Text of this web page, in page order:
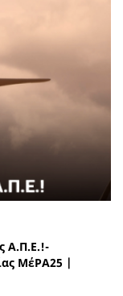
Α.Π.Ε.!-
ΜέΡΑ25 |